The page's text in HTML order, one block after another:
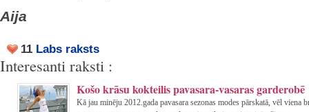
Aija
11 Labs raksts
Interesanti raksti :
Košo krāsu kokteilis pavasara-vasaras garderobē
Kā jau minēju 2012.gada pavasara sezonas modes pārskatā, vēl viena